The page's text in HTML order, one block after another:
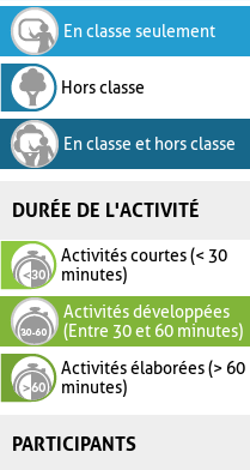
En classe seulement
Hors classe
En classe et hors classe
DURÉE DE L'ACTIVITÉ
Activités courtes (< 30
minutes)
Activités développées
(Entre 30 et 60 minutes)
Activités élaborées (> 60
minutes)
PARTICIPANTS